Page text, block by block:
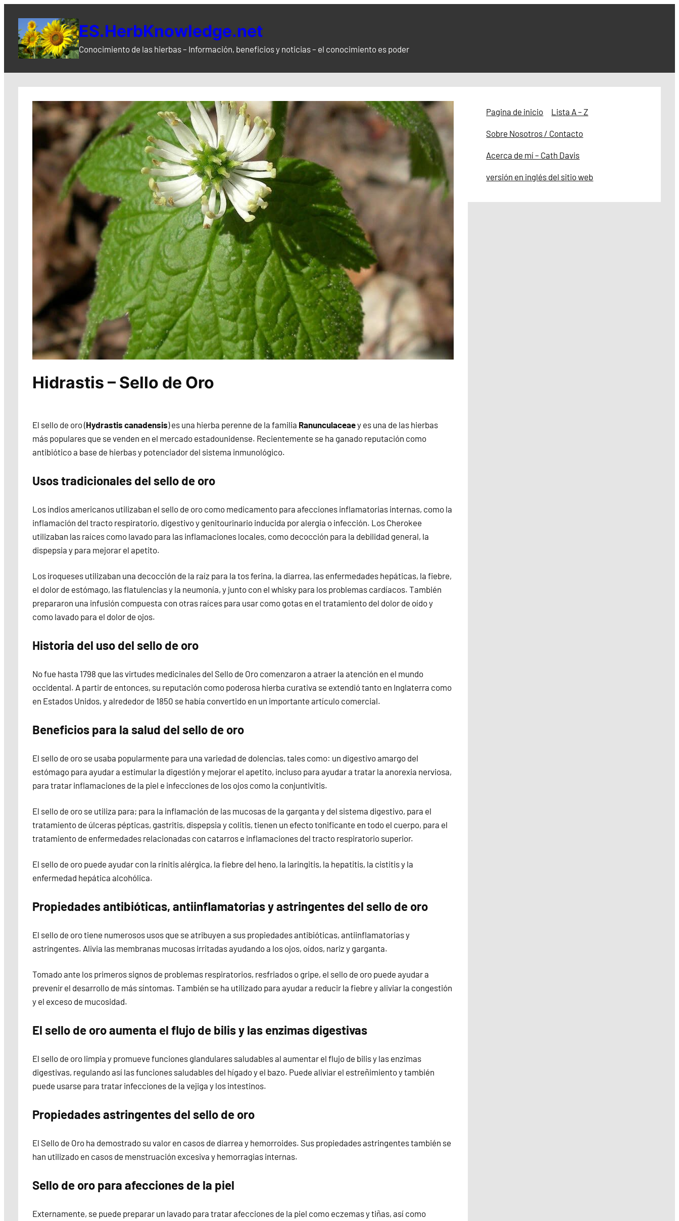
contenido
ES.HerbKnowledge.net
Conocimiento de las hierbas – Información, beneficios y noticias – el conocimiento es poder
Hidrastis – Sello de Oro
El sello de oro (Hydrastis canadensis) es una hierba perenne de la familia Ranunculaceaey es una de las hierbas
más populares que se venden en el mercado estadounidense. Recientemente se ha ganado reputación como
antibiótico a base de hierbas y potenciador del sistema inmunológico.
Usos tradicionales del sello de oro
Los indios americanos utilizaban el sello de oro como medicamento para afecciones inflamatorias internas, como la
inflamación del tracto respiratorio, digestivo y genitourinario inducida por alergia o infección. Los Cherokee
utilizaban las raíces como lavado para las inflamaciones locales, como decocción para la debilidad general, la
dispepsia y para mejorar el apetito.
Los iroqueses utilizaban una decocción de la raíz para la tos ferina, la diarrea, las enfermedades hepáticas, la fiebre,
el dolor de estómago, las flatulencias y la neumonía, y junto con el whisky para los problemas cardíacos. También
prepararon una infusión compuesta con otras raíces para usar como gotas en el tratamiento del dolor de oído y
como lavado para el dolor de ojos.
Historia del uso del sello de oro
No fue hasta 1798 que las virtudes medicinales del Sello de Oro comenzaron a atraer la atención en el mundo
occidental. A partir de entonces, su reputación como poderosa hierba curativa se extendió tanto en Inglaterra como
en Estados Unidos, y alrededor de 1850 se había convertido en un importante artículo comercial.
Beneficios para la salud del sello de oro
El sello de oro se usaba popularmente para una variedad de dolencias, tales como: un digestivo amargo del
estómago para ayudar a estimular la digestión y mejorar el apetito, incluso para ayudar a tratar la anorexia nerviosa,
para tratar inflamaciones de la piel e infecciones de los ojos como la conjuntivitis.
El sello de oro se utiliza para; para la inflamación de las mucosas de la garganta y del sistema digestivo, para el
tratamiento de úlceras pépticas, gastritis, dispepsia y colitis, tienen un efecto tonificante en todo el cuerpo, para el
tratamiento de enfermedades relacionadas con catarros e inflamaciones del tracto respiratorio superior.
El sello de oro puede ayudar con la rinitis alérgica, la fiebre del heno, la laringitis, la hepatitis, la cistitis y la
enfermedad hepática alcohólica.
Propiedades antibióticas, antiinflamatorias y astringentes del sello de oro
El sello de oro tiene numerosos usos que se atribuyen a sus propiedades antibióticas, antiinflamatorias y
astringentes. Alivia las membranas mucosas irritadas ayudando a los ojos, oídos, nariz y garganta.
Tomado ante los primeros signos de problemas respiratorios, resfriados o gripe, el sello de oro puede ayudar a
prevenir el desarrollo de más síntomas. También se ha utilizado para ayudar a reducir la fiebre y aliviar la congestión
y el exceso de mucosidad.
El sello de oro aumenta el flujo de bilis y las enzimas digestivas
El sello de oro limpia y promueve funciones glandulares saludables al aumentar el flujo de bilis y las enzimas
digestivas, regulando así las funciones saludables del hígado y el bazo. Puede aliviar el estreñimiento y también
puede usarse para tratar infecciones de la vejiga y los intestinos.
Propiedades astringentes del sello de oro
El Sello de Oro ha demostrado su valor en casos de diarrea y hemorroides. Sus propiedades astringentes también se
han utilizado en casos de menstruación excesiva y hemorragias internas.
Sello de oro para afecciones de la piel
Externamente, se puede preparar un lavado para tratar afecciones de la piel como eczemas y tiñas, así como
Pagina de inicio Lista A – Z
Sobre Nosotros / Contacto
Acerca de mí – Cath Davis
versión en inglés del sitio web